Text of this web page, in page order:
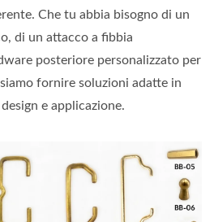
Che tu abbia bisogno di un
di un attacco a fibbia
posteriore personalizzato per
fornire soluzioni adatte in
e applicazione.